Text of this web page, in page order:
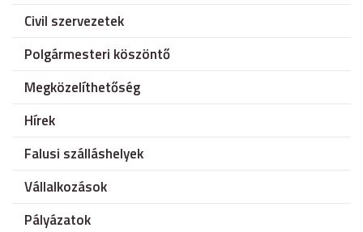
Civil szervezetek
Polgármesteri köszöntő
Megközelíthetőség
Hírek
Falusi szálláshelyek
Vállalkozások
Pályázatok